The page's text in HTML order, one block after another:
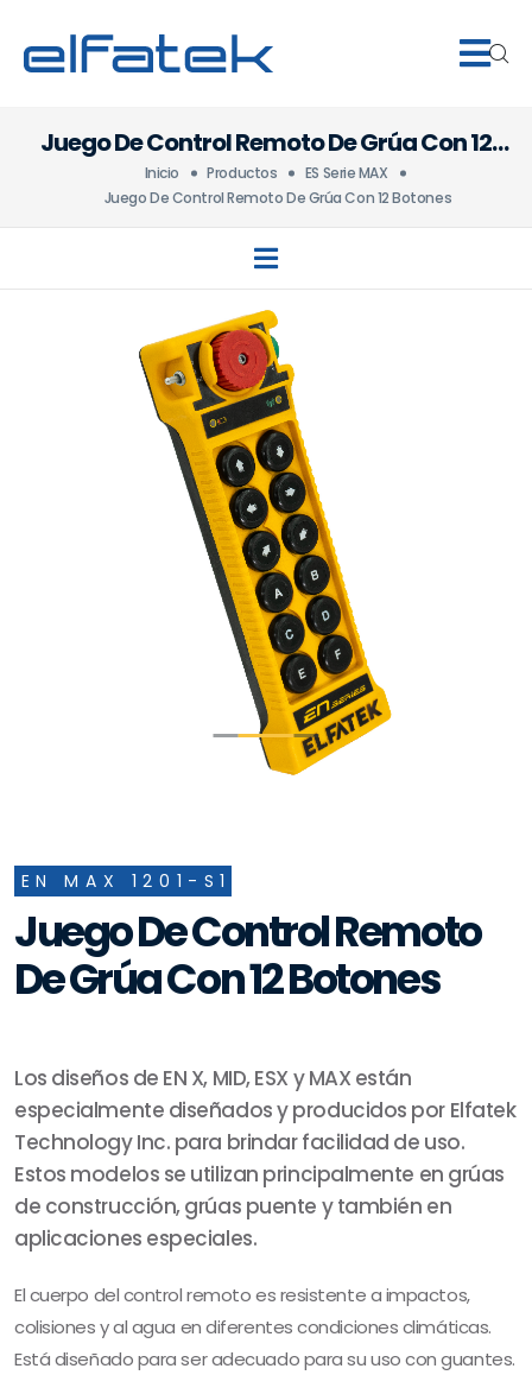
Juego De Control Remoto De Grúa Con 12
Botones
Inicio Productos
ES Serie MAX
Juego De Control Remoto De Grúa Con 12 Botones
EN MAX 1201-S1
Juego De Control Remoto
De Grúa Con 12 Botones
Los diseños de EN X, MID, ESX y MAX están
especialmente diseñados y producidos por Elfatek
Technology Inc. para brindar facilidad de uso.
Estos modelos se utilizan principalmente en grúas
de construcción, grúas puente y también en
aplicaciones especiales.
El cuerpo del control remoto es resistente a impactos,
colisiones y al agua en diferentes condiciones climáticas.
Está diseñado para ser adecuado para su uso con guantes.